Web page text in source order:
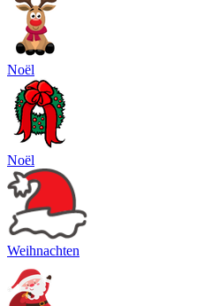
Noël
Noël
Weihnachten